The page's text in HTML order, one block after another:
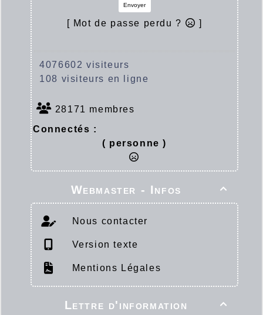
Envoyer
[ Mot de passe perdu ? ]
4076602 visiteurs
108 visiteurs en ligne
28171 membres
Connectés :
( personne )

Webmaster - Infos
Nous contacter
Version texte
Mentions Légales

Lettre d'information